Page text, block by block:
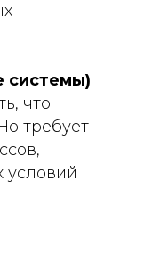
системы)
что
требует
условий